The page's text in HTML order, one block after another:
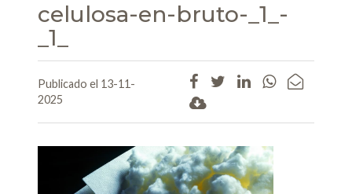
celulosa-en-bruto-_1_-
_1_
Publicado el 13-11-
2025